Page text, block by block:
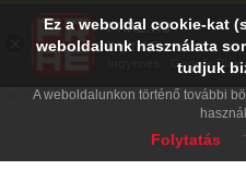
Ez a weboldal cookie-kat
weboldalunk használata
tudjuk
A weboldalunkon történő további
Folytatás
PRAE.HU
Digital Evolution
Ingyenes - Google Play